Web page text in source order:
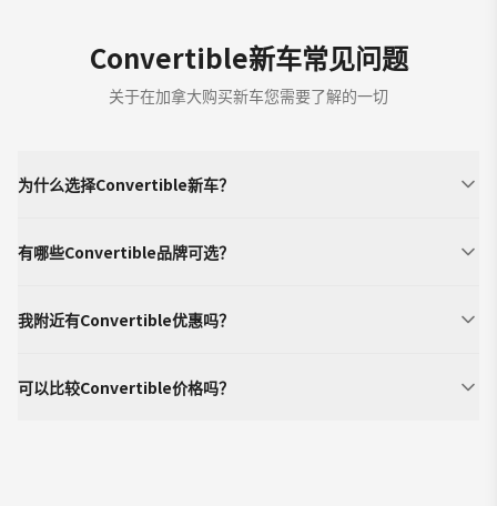
Convertible新车常见问题
关于在加拿大购买新车您需要了解的一切
为什么选择Convertible新车？
有哪些Convertible品牌可选？
我附近有Convertible优惠吗？
可以比较Convertible价格吗？